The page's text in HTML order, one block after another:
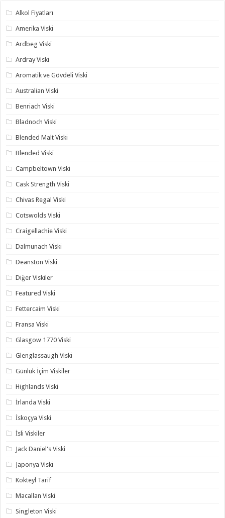
Alkol Fiyatları
Amerika Viski
Ardbeg Viski
Ardray Viski
Aromatik ve Gövdeli Viski
Australian Viski
Benriach Viski
Bladnoch Viski
Blended Malt Viski
Blended Viski
Campbeltown Viski
Cask Strength Viski
Chivas Regal Viski
Cotswolds Viski
Craigellachie Viski
Dalmunach Viski
Deanston Viski
Diğer Viskiler
Featured Viski
Fettercaim Viski
Fransa Viski
Glasgow 1770 Viski
Glenglassaugh Viski
Günlük İçim Viskiler
Highlands Viski
İrlanda Viski
İskoçya Viski
İsli Viskiler
Jack Daniel's Viski
Japonya Viski
Kokteyl Tarif
Macallan Viski
Singleton Viski